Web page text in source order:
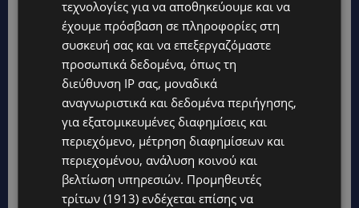
Εγκαινιάζουν μια νέα εποχή στο wellness
hospitality
27 Ιουνίου, 2026
Μια κυπριακή συνεργασία με κοινό όραμα για τη
σύγχρονη ευεξία Με κοινό όραμα την αυθεντική
φροντίδα, την πρόληψη και τη...
τεχνολογίες για να αποθηκεύουμε και να
έχουμε πρόσβαση σε πληροφορίες στη
συσκευή σας και να επεξεργαζόμαστε
προσωπικά δεδομένα, όπως τη
διεύθυνση IP σας, μοναδικά
αναγνωριστικά και δεδομένα περιήγησης,
για εξατομικευμένες διαφημίσεις και
περιεχόμενο, μέτρηση διαφημίσεων και
περιεχομένου, ανάλυση κοινού και
βελτίωση υπηρεσιών. Προμηθευτές
τρίτων (1913) ενδέχεται επίσης να